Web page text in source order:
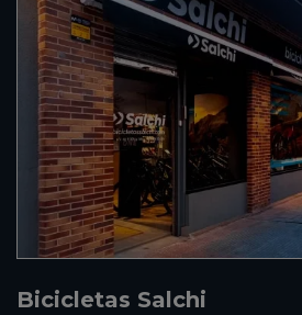
Bicicletas Salchi